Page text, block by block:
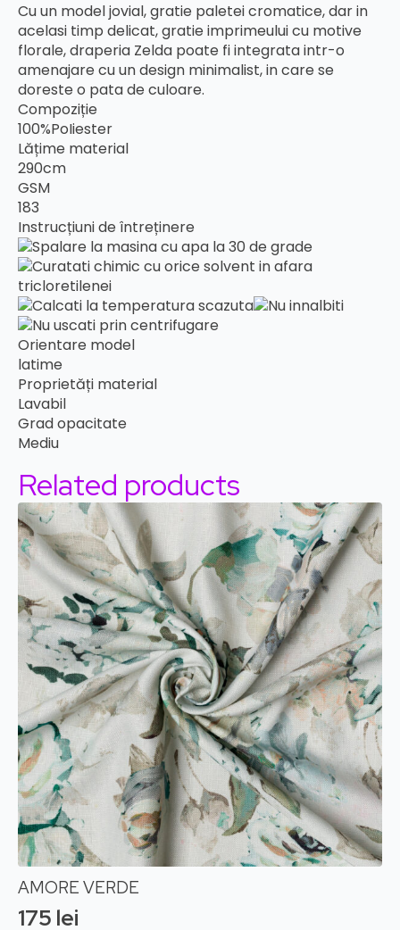
Cu un model jovial, gratie paletei cromatice, dar in
acelasi timp delicat, gratie imprimeului cu motive
florale, draperia Zelda poate fi integrata intr-o
amenajare cu un design minimalist, in care se
doreste o pata de culoare.
Compoziție
100%PoIiester
Lățime material
290cm
GSM
183
Instrucțiuni de întreținere
Orientare model
latime
Proprietăți material
Lavabil
Grad opacitate
Mediu
Related products
AMORE VERDE
175 lei